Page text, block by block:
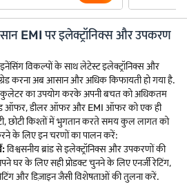
EMI पर इलेक्ट्रॉनिक्स और उपकरण
विकल्पों के साथ लेटेस्ट इलेक्ट्रॉनिक्स और
करना अब आसान और अधिक किफायती हो गया है.
का उपयोग करके अपनी बचत को अधिकतम
ऑफर, डीलर ऑफर और EMI ऑफर को एक ही
छोटी किश्तों में भुगतान करते समय कुल लागत को
के लिए इन चरणों का पालन करें:
विश्वसनीय ब्रांड से इलेक्ट्रॉनिक्स और उपकरणों की
घर के लिए सही प्रोडक्ट चुनने के लिए एनर्जी रेटिंग,
और डिज़ाइन जैसी विशेषताओं की तुलना करें.